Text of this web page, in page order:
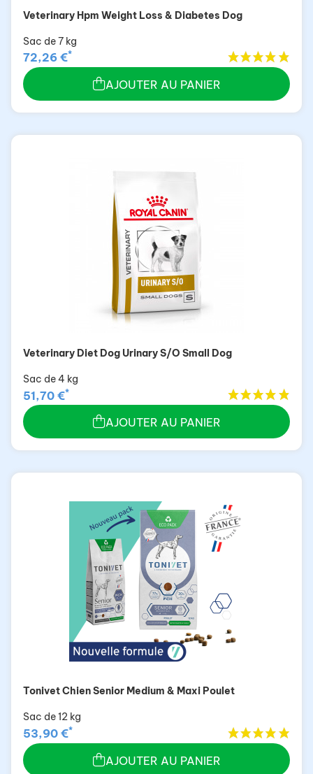
Veterinary Hpm Weight Loss & Diabetes Dog
Sac de 7 kg
72,26 €*
AJOUTER AU PANIER
Veterinary Diet Dog Urinary S/O Small Dog
Sac de 4 kg
51,70 €*
AJOUTER AU PANIER
Tonivet Chien Senior Medium & Maxi Poulet
Sac de 12 kg
53,90 €*
AJOUTER AU PANIER